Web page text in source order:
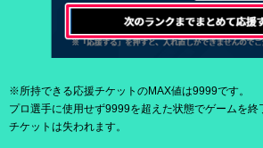
※所持できる応援チケットのMAX値は9999です。
プロ選手に使用せず9999を超えた状態でゲームを終
チケットは失われます。